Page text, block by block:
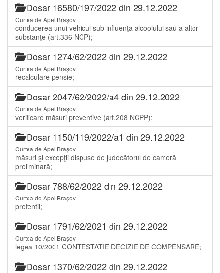
Dosar 16580/197/2022 din 29.12.2022
Curtea de Apel Brașov
conducerea unui vehicul sub influenţa alcoolului sau a altor
substanţe (art.336 NCP);
Dosar 1274/62/2022 din 29.12.2022
Curtea de Apel Brașov
recalculare pensie;
Dosar 2047/62/2022/a4 din 29.12.2022
Curtea de Apel Brașov
verificare măsuri preventive (art.208 NCPP);
Dosar 1150/119/2022/a1 din 29.12.2022
Curtea de Apel Brașov
măsuri şi excepţii dispuse de judecătorul de cameră
preliminară;
Dosar 788/62/2022 din 29.12.2022
Curtea de Apel Brașov
pretentii;
Dosar 1791/62/2021 din 29.12.2022
Curtea de Apel Brașov
legea 10/2001 CONTESTATIE DECIZIE DE COMPENSARE;
Dosar 1370/62/2022 din 29.12.2022